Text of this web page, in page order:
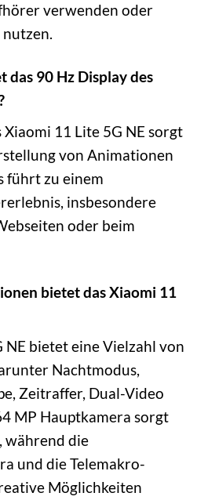
verwenden oder
90 Hz Display des
Xiaomi 11 Lite 5G NE sorgt
von Animationen
führt zu einem
insbesondere
oder beim
bietet das Xiaomi 11
NE bietet eine Vielzahl von
Nachtmodus,
Zeitraffer, Dual-Video
MP Hauptkamera sorgt
während die
und die Telemakro-
Möglichkeiten